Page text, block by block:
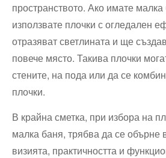
пространството. Ако имате
използвате ⁢плочки с огледален
отразяват светлината и⁤ ще⁢
повече място. Такива ​плочки
стените, на пода или‍ да се
плочки.
В крайна сметка, при избора на
малка баня, трябва да⁢ се обърне
⁤визията, ⁣практичността и